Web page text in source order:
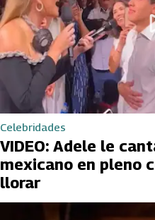
Celebridades
VIDEO: Adele le
mexicano en pleno
llorar